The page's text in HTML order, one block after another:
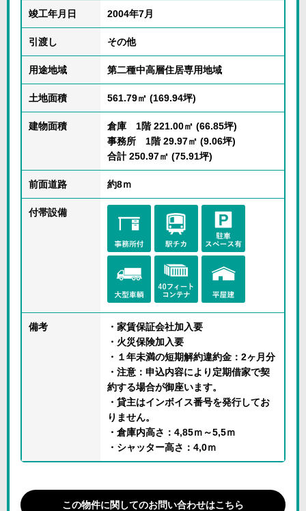
竣工年月日 2004年7月
引渡し その他
用途地域 第二種中高層住居専用地域
土地面積 561.79㎡ (169.94坪)
建物面積
倉庫 1階 221.00㎡ (66.85坪)
事務所 1階 29.97㎡ (9.06坪)
合計 250.97㎡ (75.91坪)
前面道路 約8ｍ
付帯設備
備考
・家賃保証会社加入要
・火災保険加入要
・１年未満の短期解約違約金：2ヶ月分
・注意：申込内容により定期借家で契
約する場合が御座います。
・貸主はインボイス番号を発行してお
りません。
・倉庫内高さ：4,85ｍ～5,5ｍ
・シャッター高さ：4,0ｍ
この物件に関してのお問い合わせはこちら